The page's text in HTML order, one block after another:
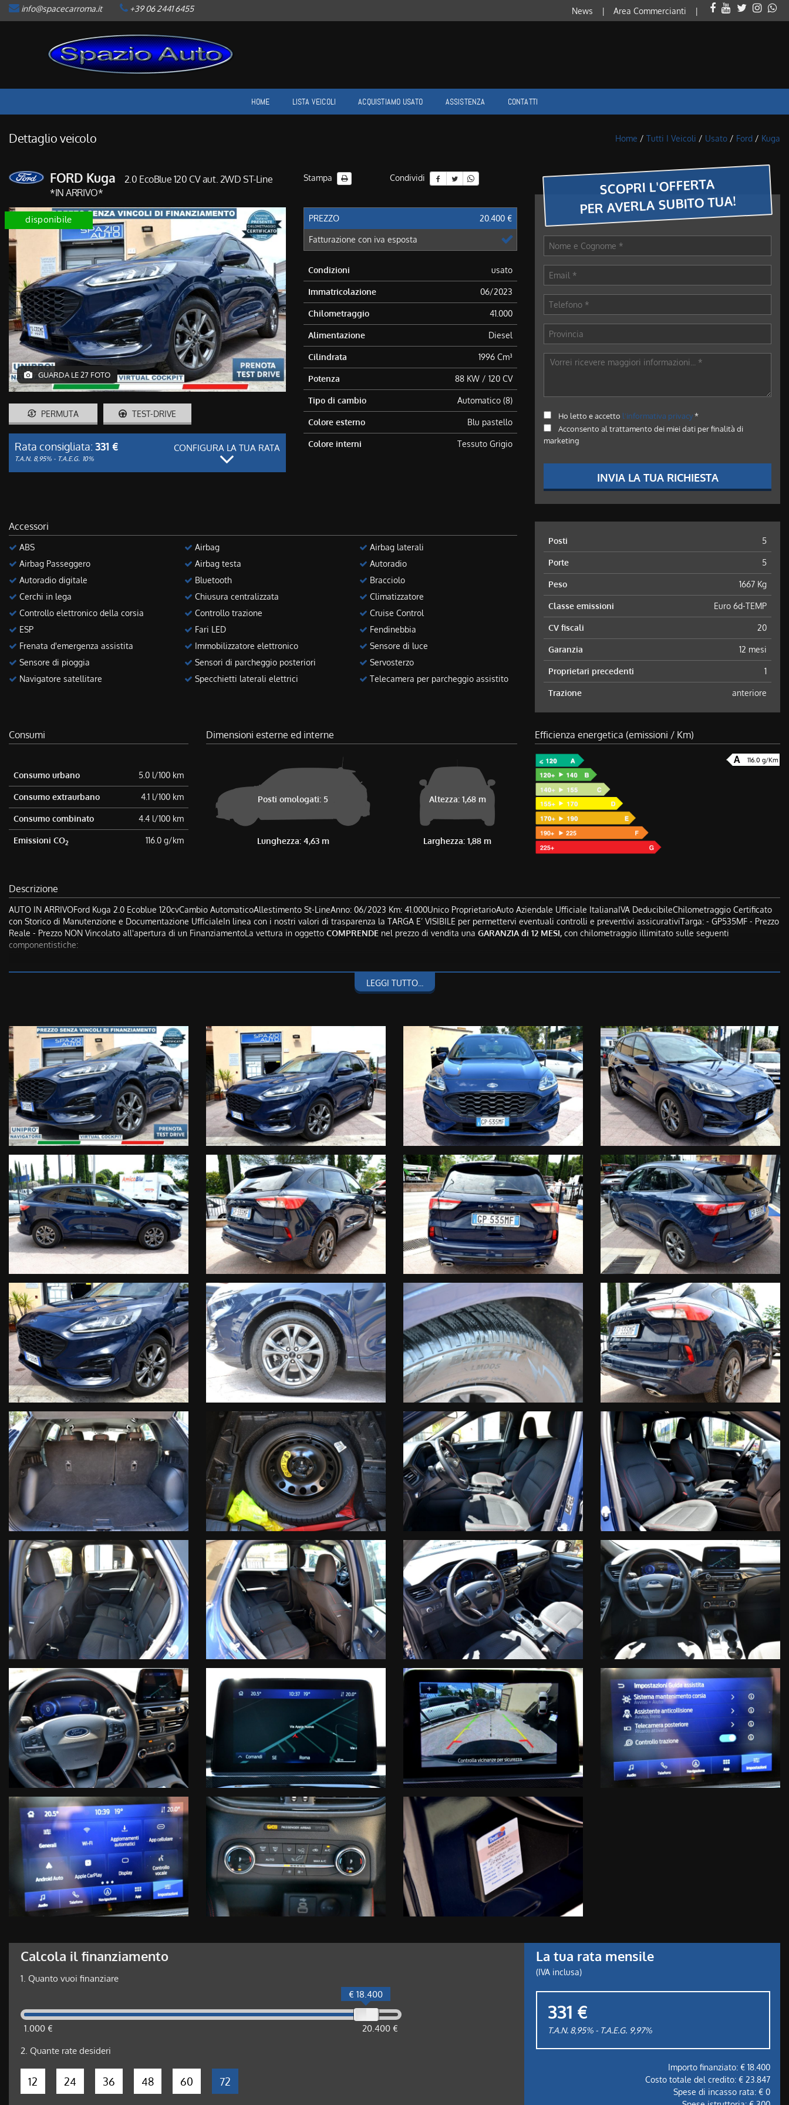
LISTA VEICOLI
AREA COMMERCIANTI
info@spacecarroma.it +39 06 2441 6455 News Area Commercianti
HOME LISTA VEICOLI ACQUISTIAMO USATO ASSISTENZA CONTATTI
Dettaglio veicolo Home / Tutti I Veicoli / Usato / Ford / Kuga
FORD Kuga
2.0 EcoBlue 120 CV aut. 2WD ST-Line
*IN ARRIVO*
Stampa Condividi
disponibile
GUARDA LE 27 FOTO
PERMUTA TEST-DRIVE
Rata consigliata: 331 €
T.A.N. 8,95% - T.A.E.G. 10%
CONFIGURA LA TUA RATA
PREZZO 20.400 €
Fatturazione con iva esposta
Condizioni usato
Immatricolazione 06/2023
Chilometraggio 41.000
Alimentazione Diesel
Cilindrata 1996 Cm³
Potenza 88 KW / 120 CV
Tipo di cambio Automatico (8)
Colore esterno Blu pastello
Colore interni Tessuto Grigio
SCOPRI L'OFFERTA
PER AVERLA SUBITO TUA!
Ho letto e accetto l'informativa privacy*
Acconsento al trattamento dei miei dati per finalità di
marketing
INVIA LA TUA RICHIESTA
Accessori
ABS
Airbag Passeggero
Autoradio digitale
Cerchi in lega
Controllo elettronico della corsia
ESP
Frenata d'emergenza assistita
Sensore di pioggia
Navigatore satellitare
Airbag
Airbag testa
Bluetooth
Chiusura centralizzata
Controllo trazione
Fari LED
Immobilizzatore elettronico
Sensori di parcheggio posteriori
Specchietti laterali elettrici
Airbag laterali
Autoradio
Bracciolo
Climatizzatore
Cruise Control
Fendinebbia
Sensore di luce
Servosterzo
Telecamera per parcheggio assistito
Posti 5
Porte 5
Peso 1667 Kg
Classe emissioni Euro 6d-TEMP
CV fiscali 20
Garanzia 12 mesi
Proprietari precedenti 1
Trazione anteriore
Consumi
Consumo urbano 5.0 l/100 km
Consumo extraurbano 4.1 l/100 km
Consumo combinato 4.4 l/100 km
Emissioni CO2 116.0 g/km
Dimensioni esterne ed interne
Posti omologati: 5
Lunghezza: 4,63 m
Altezza: 1,68 m
Larghezza: 1,88 m
Efficienza energetica (emissioni / Km)
116.0 g/Km
Descrizione
AUTO IN ARRIVOFord Kuga 2.0 Ecoblue 120cvCambio AutomaticoAllestimento St-LineAnno: 06/2023 Km: 41.000Unico ProprietarioAuto Aziendale Ufficiale ItalianaIVA DeducibileChilometraggio Certificato
con Storico di Manutenzione e Documentazione UfficialeIn linea con i nostri valori di trasparenza la TARGA E’ VISIBILE per permettervi eventuali controlli e preventivi assicurativiTarga: - GP535MF - Prezzo
Reale - Prezzo NON Vincolato all'apertura di un FinanziamentoLa vettura in oggetto COMPRENDE nel prezzo di vendita una GARANZIA di 12 MESI, con chilometraggio illimitato sulle seguenti
componentistiche:
Circuito Elettrico
Circuito di Raffreddamento
Compressore Aria Condizionata
Circuito Frenante
Organi di Guida
Manodopera
Prendiamo in permuta il tuo usato
Possibilità di finanziamento in sede anche senza anticipoPassaggio di proprietà immediato in sede
Per ulteriori informazioni o per appuntamento contattaciReferente:- Emanuele – 340.8278744 – 333.2484175Orari: Lun / Ven: 9.00 – 13.00 / 15.00 – 19.00Sab: 9 – 13
Le informazioni qui contenute non costituiscono base contrattuale e non vincolano in alcun modo l’inserzionista
LEGGI TUTTO...
Calcola il finanziamento
1. Quanto vuoi finanziare
1.000 € 20.400 €
€ 18.400
2. Quante rate desideri
12 24 36 48 60 72
La tua rata mensile
(IVA inclusa)
331 €
T.A.N. 8,95% - T.A.E.G. 9,97%
Importo finanziato: € 18.400
Costo totale del credito: € 23.847
Spese di incasso rata: € 0